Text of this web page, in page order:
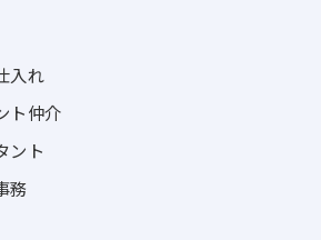
入れ
ト仲介
ント
務